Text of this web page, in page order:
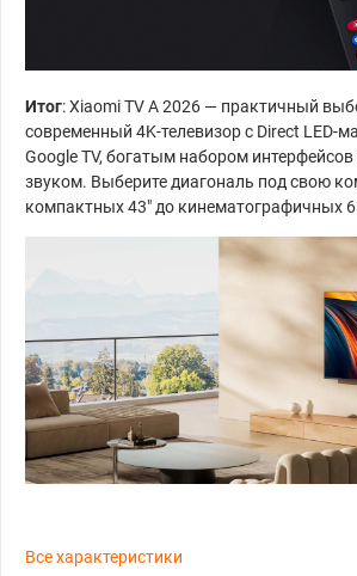
Итог: Xiaomi TV A 2026 — практичный
современный 4K-телевизор с Direct LED-
Google TV, богатым набором
звуком. Выберите диагональ под свою
компактных 43″ до кинематографичных
Все характеристики